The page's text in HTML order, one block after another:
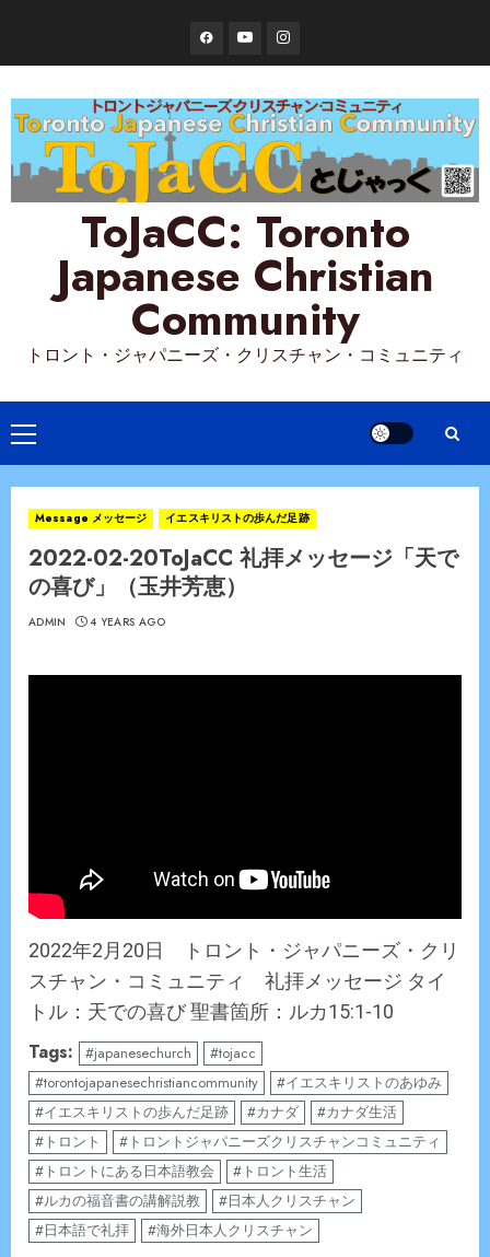
content
FacebookYouTubeInstagram
ToJaCC: Toronto
Japanese Christian
Community
トロント・ジャパニーズ・クリスチャン・コミュニティ
Primary
Menu
Message メッセージ イエスキリストの歩んだ足跡
2022-02-20ToJaCC 礼拝メッセージ「天で
の喜び」（玉井芳恵）
ADMIN 4 YEARS AGO
2022年2月20日 トロント・ジャパニーズ・クリ
スチャン・コミュニティ 礼拝メッセージ タイ
トル：天での喜び 聖書箇所：ルカ15:1-10
Tags: #japanesechurch
#tojacc
#torontojapanesechristiancommunity
#イエスキリストのあゆみ
#イエスキリストの歩んだ足跡
#カナダ
#カナダ生活
#トロント
#トロントジャパニーズクリスチャンコミュニティ
#トロントにある日本語教会
#トロント生活
#ルカの福音書の講解説教
#日本人クリスチャン
#日本語で礼拝
#海外日本人クリスチャン